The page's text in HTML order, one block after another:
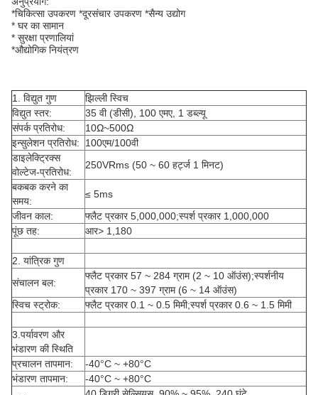
*चिकित्सा उपकरण *दूरसंचार उपकरण *सैन्य उद्योग
* घर का सामान
* सुरक्षा प्रणालियां
*औद्योगिक नियंत्रण
1. विद्युत गुण
झिल्ली स्विच
विद्युत स्तर:
35 वी (डीसी), 100 एमए, 1 डब्ल्यू
संपर्क प्रतिरोध:
10Ω~500Ω
इन्सुलेशन प्रतिरोध:
100एम/100वी
डाइलेक्ट्रिक्स
वोल्टेज-प्रतिरोध:
250VRms (50 ~ 60 हर्ट्ज 1 मिनट)
बकबक करने का
समय:
≤ 5ms
जीवन काल:
फ्लैट प्रकार 5,000,000;स्पर्श प्रकार 1,000,000
पूंछ तह:
आर> 1,180
2. यांत्रिक गुण
संचालन बल:
फ्लैट प्रकार 57 ~ 284 ग्राम (2 ~ 10 ऑउंस);स्पर्शनीय
प्रकार 170 ~ 397 ग्राम (6 ~ 14 ऑउंस)
स्विच स्ट्रोक:
फ्लैट प्रकार 0.1 ~ 0.5 मिमी;स्पर्श प्रकार 0.6 ~ 1.5 मिमी
3.पर्यावरण और
भंडारण की स्थिति
प्रचालन तापमान:
-40°C ~ +80°C
भंडारण तापमान:
-40°C ~ +80°C